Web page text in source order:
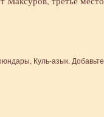
, Куль-азык. Добавьте